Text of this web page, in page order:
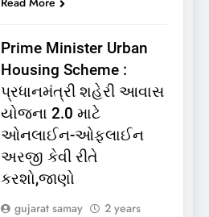
Prime Minister Urban
Housing Scheme :
પ્રધાનમંત્રી શહેરી આવાસ
યોજના 2.0 માટે
ઓનલાઈન-ઓફલાઈન
અરજી કેવી રીતે
કરશો,જાણો
gujarat samay
2 years